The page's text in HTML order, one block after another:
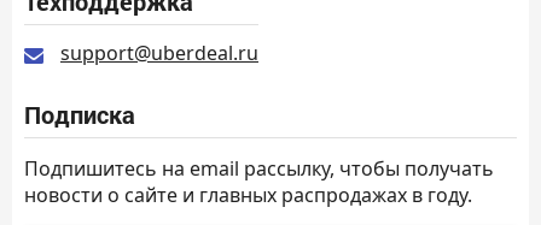
support@uberdeal.ru
Подписка
Подпишитесь на email рассылку, чтобы получать
новости о сайте и главных распродажах в году.